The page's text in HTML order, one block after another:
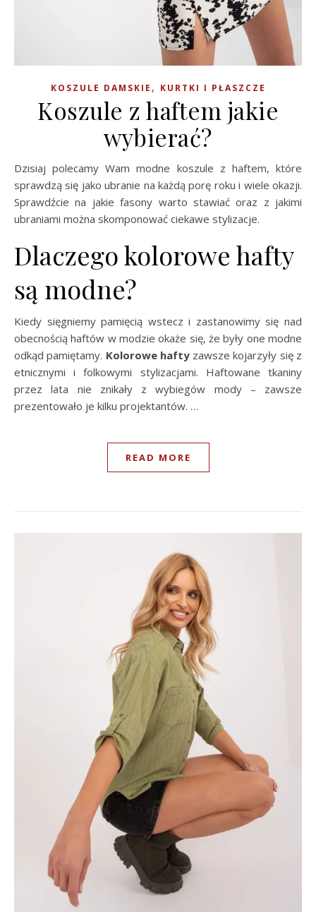
KOSZULE DAMSKIE , KURTKI I PŁASZCZE
Koszule z haftem jakie
wybierać?
Dzisiaj polecamy Wam modne koszule z haftem, które
sprawdzą się jako ubranie na każdą porę roku i wiele okazji.
Sprawdźcie na jakie fasony warto stawiać oraz z jakimi
ubraniami można skomponować ciekawe stylizacje.
Dlaczego kolorowe hafty
są modne?
Kiedy sięgniemy pamięcią wstecz i zastanowimy się nad
obecnością haftów w modzie okaże się, że były one modne
odkąd pamiętamy. Kolorowe haftyzawsze kojarzyły się z
etnicznymi i folkowymi stylizacjami. Haftowane tkaniny
przez lata nie znikały z wybiegów mody – zawsze
prezentowało je kilku projektantów. …
READ MORE